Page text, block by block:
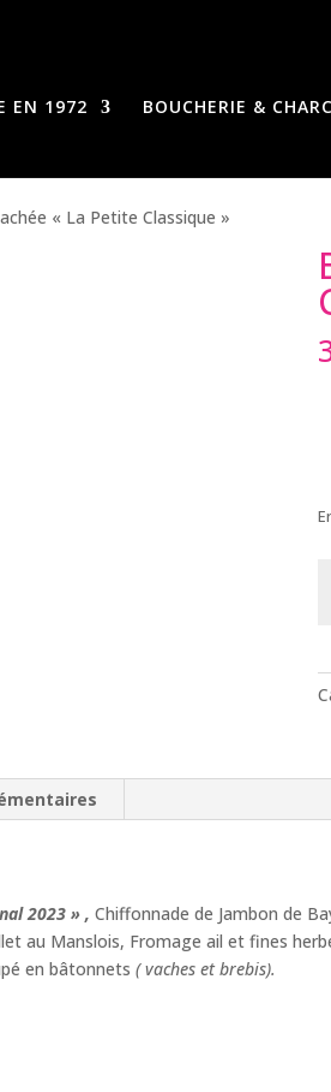
EN 1972 BOUCHERIE &
« La Petite Classique »
2023 » ,Chiffonnade de Jambon de
au Manslois, Fromage ail et fines
en bâtonnets ( vaches et brebis).